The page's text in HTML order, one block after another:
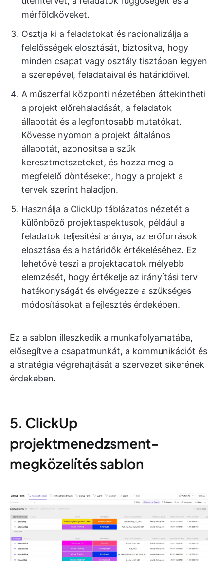
mérföldköveket.
Osztja ki a feladatokat és racionalizálja a
felelősségek elosztását, biztosítva, hogy
minden csapat vagy osztály tisztában legyen
a szerepével, feladataival és határidőivel.
A műszerfal központi nézetében áttekintheti
a projekt előrehaladását, a feladatok
állapotát és a legfontosabb mutatókat.
Kövesse nyomon a projekt általános
állapotát, azonosítsa a szűk
keresztmetszeteket, és hozza meg a
megfelelő döntéseket, hogy a projekt a
tervek szerint haladjon.
Használja a ClickUp táblázatos nézetét a
különböző projektaspektusok, például a
feladatok teljesítési aránya, az erőforrások
elosztása és a határidők értékeléséhez. Ez
lehetővé teszi a projektadatok mélyebb
elemzését, hogy értékelje az irányítási terv
hatékonyságát és elvégezze a szükséges
módosításokat a fejlesztés érdekében.
Ez a sablon illeszkedik a munkafolyamatába,
elősegítve a csapatmunkát, a kommunikációt és
a stratégia végrehajtását a szervezet sikerének
érdekében.
5. ClickUp
projektmenedzsment-
megközelítés sablon